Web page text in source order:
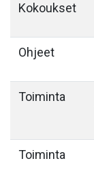
Kokoukset
Ohjeet
Toiminta
Toiminta